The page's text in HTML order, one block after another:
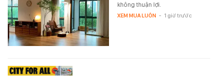
không thuận lợi.
XEM MUA LUÔN - 1 giờ trước